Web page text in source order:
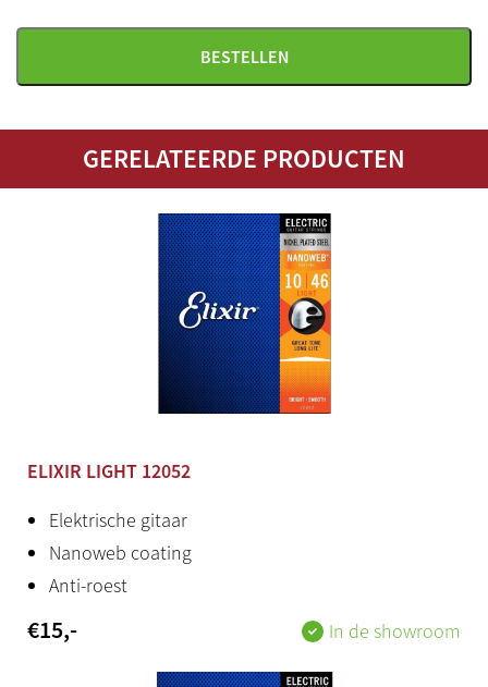
Nieuw
Herkomst
Bijzonderheden
Nanoweb coating anti roest
BESTELLEN
GERELATEERDE PRODUCTEN
ELIXIR LIGHT 12052
Elektrische gitaar
Nanoweb coating
Anti-roest
€15,- In de showroom